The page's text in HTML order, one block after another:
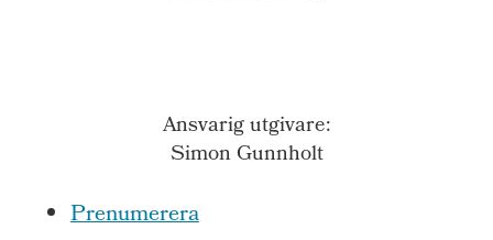
Ansvarig utgivare:
Simon Gunnholt
Prenumerera